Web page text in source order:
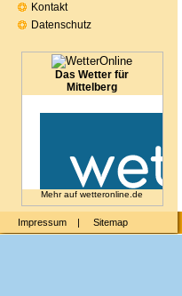
Kontakt
Datenschutz
Das Wetter für
Mittelberg
Mehr auf wetteronline.de
Impressum | Sitemap